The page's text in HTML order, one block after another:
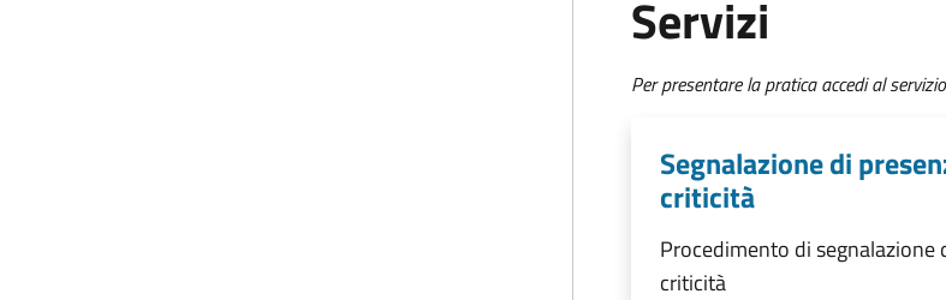
Servizi
Per presentare la pratica accedi al
Segnalazione di
criticità
Procedimento di
criticità